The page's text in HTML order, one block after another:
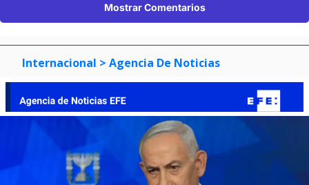
Mostrar Comentarios
Internacional > Agencia De Noticias